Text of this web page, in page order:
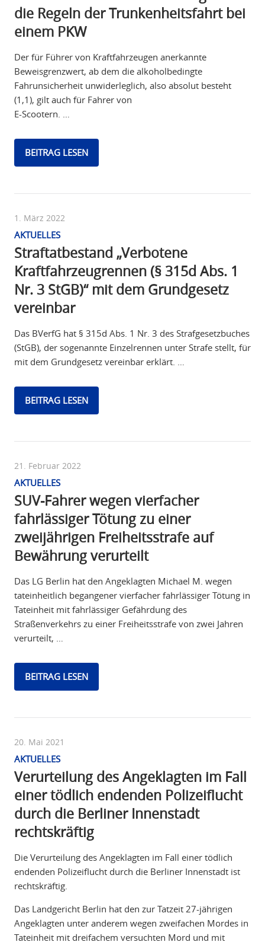
die Regeln der Trunkenheitsfahrt bei
einem PKW
Der für Führer von Kraftfahrzeugen anerkannte
Beweisgrenzwert, ab dem die alkoholbedingte
Fahrunsicherheit unwiderleglich, also absolut besteht
(1,1), gilt auch für Fahrer von
E-Scootern. …
BEITRAG LESEN
1. März 2022
AKTUELLES
Straftatbestand „Verbotene
Kraftfahrzeugrennen (§ 315d Abs. 1
Nr. 3 StGB)“ mit dem Grundgesetz
vereinbar
Das BVerfG hat § 315d Abs. 1 Nr. 3 des Strafgesetzbuches
(StGB), der sogenannte Einzelrennen unter Strafe stellt, für
mit dem Grundgesetz vereinbar erklärt. …
BEITRAG LESEN
21. Februar 2022
AKTUELLES
SUV-Fahrer wegen vierfacher
fahrlässiger Tötung zu einer
zweijährigen Freiheitsstrafe auf
Bewährung verurteilt
Das LG Berlin hat den Angeklagten Michael M. wegen
tateinheitlich begangener vierfacher fahrlässiger Tötung in
Tateinheit mit fahrlässiger Gefährdung des
Straßenverkehrs zu einer Freiheitsstrafe von zwei Jahren
verurteilt, …
BEITRAG LESEN
20. Mai 2021
AKTUELLES
Verurteilung des Angeklagten im Fall
einer tödlich endenden Polizeiflucht
durch die Berliner Innenstadt
rechtskräftig
Die Verurteilung des Angeklagten im Fall einer tödlich
endenden Polizeiflucht durch die Berliner Innenstadt ist
rechtskräftig.
Das Landgericht Berlin hat den zur Tatzeit 27-jährigen
Angeklagten unter anderem wegen zweifachen Mordes in
Tateinheit mit dreifachem versuchten Mord und mit